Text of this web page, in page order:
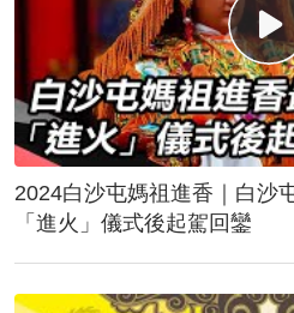
2024白沙屯媽祖進香｜白沙
「進火」儀式後起駕回鑾